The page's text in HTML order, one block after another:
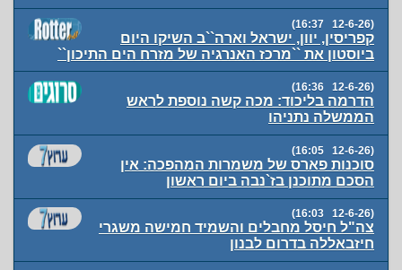
(12-6-26 16:37)
קפריסין, יוון, ישראל וארה``ב השיקו היום
ביוסטון את ``מרכז האנרגיה של מזרח הים התיכון``
(12-6-26 16:36)
הדרמה בליכוד: מכה קשה נוספת לראש
הממשלה נתניהו
(12-6-26 16:05)
סוכנות פארס של משמרות המהפכה: אין
הסכם מתוכנן בז`נבה ביום ראשון
(12-6-26 16:03)
צה"ל חיסל מחבלים והשמיד חמישה משגרי
חיזבאללה בדרום לבנון